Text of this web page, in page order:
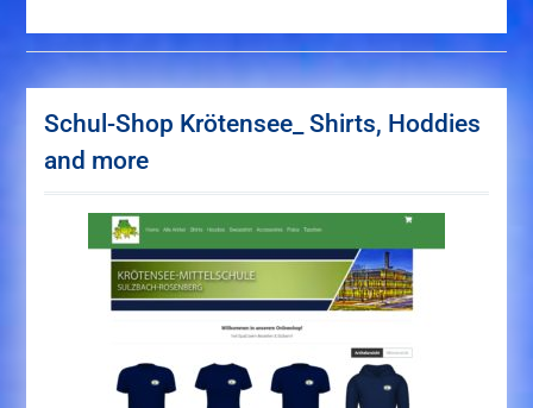
Schul-Shop Krötensee_ Shirts, Hoddies
and more